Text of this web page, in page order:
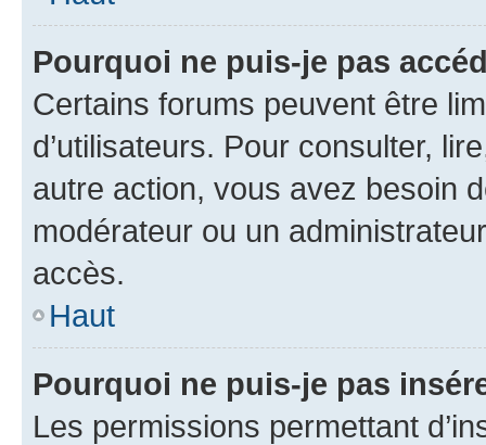
Pourquoi ne puis-je pas
Certains forums peuvent être
d’utilisateurs. Pour consulter,
autre action, vous avez besoin
modérateur ou un
accès.
Haut
Pourquoi ne puis-je pas
Les permissions permettant